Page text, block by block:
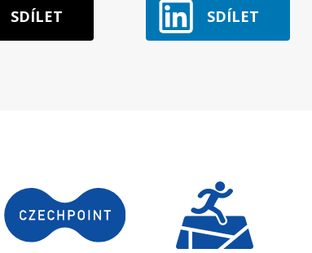
SDÍLET SDÍLET